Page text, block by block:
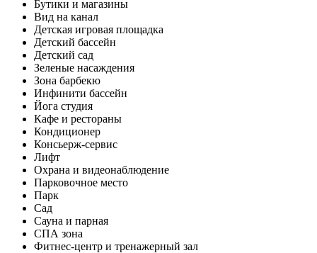
Бутики и магазины
Вид на канал
Детская игровая площадка
Детский бассейн
Детский сад
Зеленые насаждения
Зона барбекю
Инфинити бассейн
Йога студия
Кафе и рестораны
Кондиционер
Консьерж-сервис
Лифт
Охрана и видеонаблюдение
Парковочное место
Парк
Сад
Сауна и парная
СПА зона
Фитнес-центр и тренажерный зал